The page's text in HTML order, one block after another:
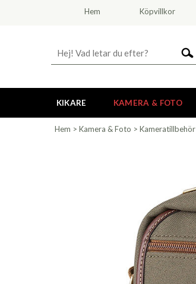
Hem Köpvillkor
KIKARE KAMERA & FOTO
Hem > Kamera & Foto > Kameratillbehör